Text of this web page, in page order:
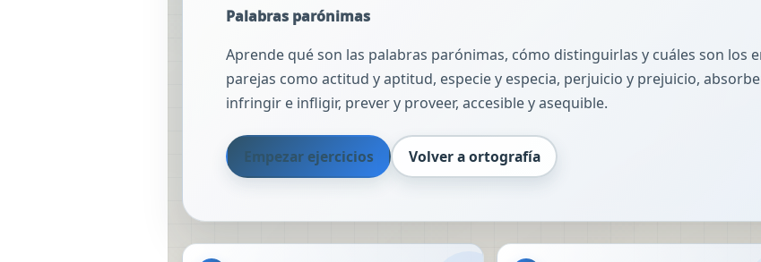
Palabras parónimas
Aprende qué son las palabras parónimas, cómo distinguirlas y cuáles son los
parejas como actitud y aptitud, especie y especia, perjuicio y prejuicio,
infringir e infligir, prever y proveer, accesible y asequible.
Empezar ejercicios Volver a ortografía